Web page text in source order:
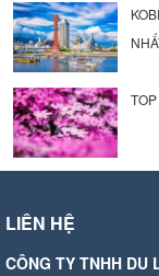
LIÊN HỆ
CÔNG TY TNHH DU